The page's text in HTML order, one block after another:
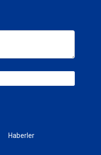
Haberler